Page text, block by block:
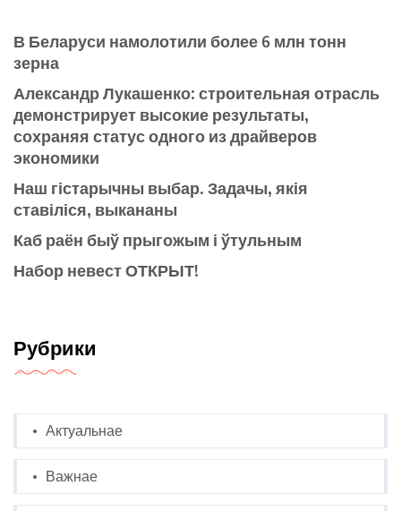
В Беларуси намолотили более 6 млн тонн
зерна
Александр Лукашенко: строительная отрасль
демонстрирует высокие результаты,
сохраняя статус одного из драйверов
экономики
Наш гістарычны выбар. Задачы, якія
ставіліся, выкананы
Каб раён быў прыгожым і ўтульным
Набор невест ОТКРЫТ!
Рубрики
Актуальнае
Важнае